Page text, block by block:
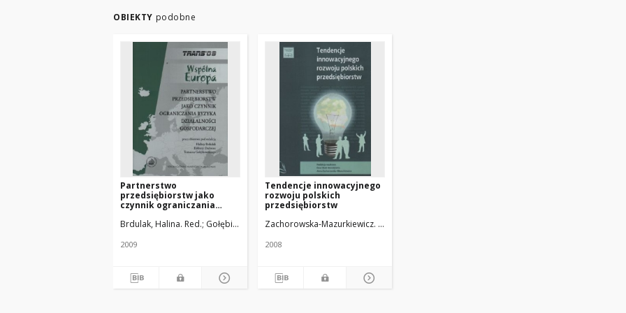
OBIEKTY podobne
Partnerstwo
przedsiębiorstw jako
czynnik ograniczania
gospodarczej
Brdulak, Halina. Red. Gołębiowski, Tomasz. Red. Duliniec, Elżbieta. Red.
2009
Tendencje innowacyjnego
rozwoju polskich
przedsiębiorstw
Zachorowska-Mazurkiewicz. Re.
2008